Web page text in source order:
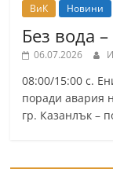
ВиК Новини
Без вода
06.07.2026
08:00/15:00 с.
поради авария
гр. Казанлък –